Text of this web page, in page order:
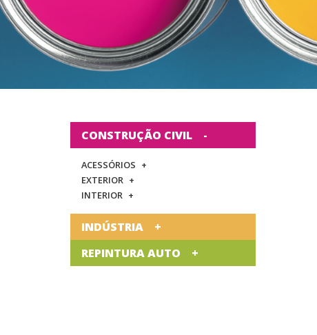
CONSTRUÇÃO CIVIL
ACESSÓRIOS
EXTERIOR
INTERIOR
INDÚSTRIA
REPINTURA AUTO